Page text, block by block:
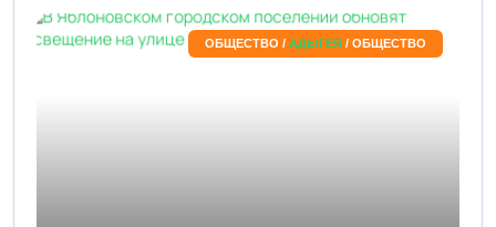
ОБЩЕСТВО / АДЫГЕЯ / ОБЩЕСТВО